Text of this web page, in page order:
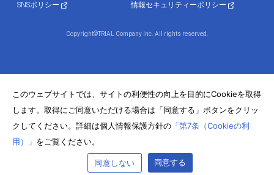
SNSポリシー 情報セキュリティーポリシー
Copyright©TRIAL Company Inc. All rights reserved.
このウェブサイトでは、サイトの利便性の向上を目的にCookieを取得
します。取得にご同意いただける場合は「同意する」ボタンをクリッ
クしてください。詳細は個人情報保護方針の 「第7条（Cookieの利
用）」 をご覧ください。
同意する
同意しない